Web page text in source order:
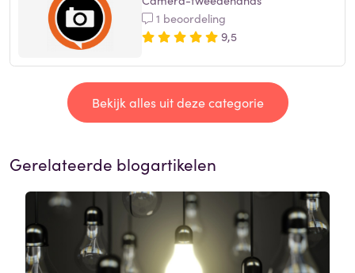
1 beoordeling
9,5
Bekijk alles uit deze categorie
Gerelateerde blogartikelen